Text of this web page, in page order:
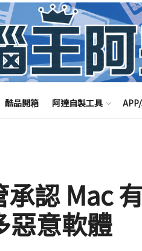
酷品開箱 阿達自製工具
認 Mac
惡意軟體